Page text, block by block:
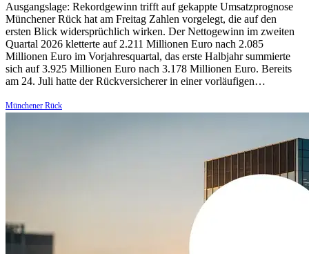
Ausgangslage: Rekordgewinn trifft auf gekappte Umsatzprognose
Münchener Rück hat am Freitag Zahlen vorgelegt, die auf den
ersten Blick widersprüchlich wirken. Der Nettogewinn im zweiten
Quartal 2026 kletterte auf 2.211 Millionen Euro nach 2.085
Millionen Euro im Vorjahresquartal, das erste Halbjahr summierte
sich auf 3.925 Millionen Euro nach 3.178 Millionen Euro. Bereits
am 24. Juli hatte der Rückversicherer in einer vorläufigen…
Münchener Rück